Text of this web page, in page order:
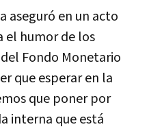
aseguró en un acto
el humor de los
Fondo Monetario
que esperar en la
que poner por
interna que está